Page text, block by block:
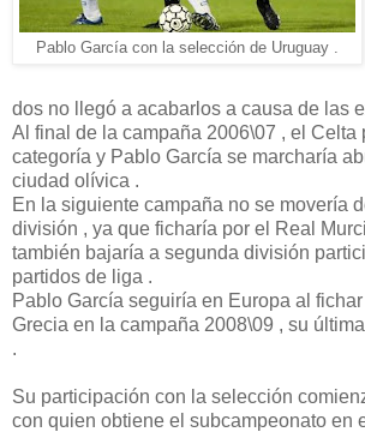
Pablo García con la selección de Uruguay .
dos no llegó a acabarlos a causa de las
Al final de la campaña 2006\07 , el Celta
categoría y Pablo García se marcharía
ciudad olívica .
En la siguiente campaña no se movería
división , ya que ficharía por el Real
también bajaría a segunda división
partidos de liga .
Pablo García seguiría en Europa al
Grecia en la campaña 2008\09 , su
.
Su participación con la selección
con quien obtiene el subcampeonato en